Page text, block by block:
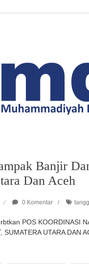
Banjir
Dan Aceh
0 Komentar
POS KOORDINASI
SUMATERA UTARA DAN